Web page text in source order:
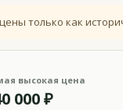
только как
высокая цена
000 ₽